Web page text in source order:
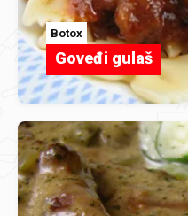
Botox
Goveđi gulaš